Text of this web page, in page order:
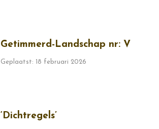
Getimmerd-Landschap nr: V
Geplaatst: 18 februari 2026
‘Dichtregels’